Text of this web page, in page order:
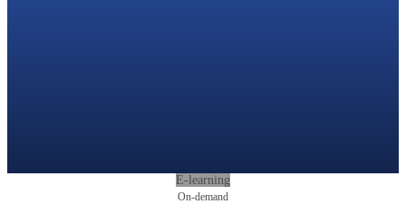
E-learning
On-demand